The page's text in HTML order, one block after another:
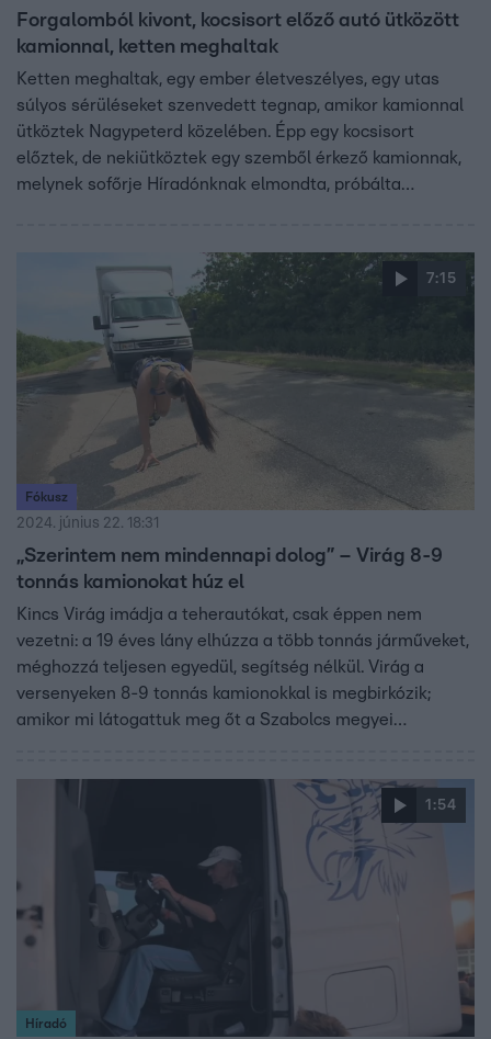
Forgalomból kivont, kocsisort előző autó ütközött
kamionnal, ketten meghaltak
Ketten meghaltak, egy ember életveszélyes, egy utas
súlyos sérüléseket szenvedett tegnap, amikor kamionnal
ütköztek Nagypeterd közelében. Épp egy kocsisort
előztek, de nekiütköztek egy szemből érkező kamionnak,
melynek sofőrje Híradónknak elmondta, próbálta
7:15
Fókusz
2024. június 22. 18:31
„Szerintem nem mindennapi dolog” – Virág 8-9
tonnás kamionokat húz el
Kincs Virág imádja a teherautókat, csak éppen nem
vezetni: a 19 éves lány elhúzza a több tonnás járműveket,
méghozzá teljesen egyedül, segítség nélkül. Virág a
versenyeken 8-9 tonnás kamionokkal is megbirkózik;
amikor mi látogattuk meg őt a Szabolcs megyei
akarta túlzottan megerőltetni magát.
1:54
Híradó